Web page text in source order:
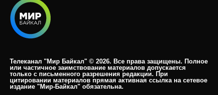
Телеканал "Мир Байкал" © 2026. Все права защищены. Полное
или частичное заимствование материалов допускается
только с письменного разрешения редакции. При
цитировании материалов прямая активная ссылка на сетевое
издание "Мир-Байкал" обязательна.​